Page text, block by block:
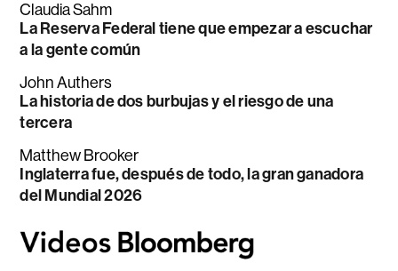
Claudia Sahm
La Reserva Federal tiene que empezar a escuchar
a la gente común
John Authers
La historia de dos burbujas y el riesgo de una
tercera
Matthew Brooker
Inglaterra fue, después de todo, la gran ganadora
del Mundial 2026